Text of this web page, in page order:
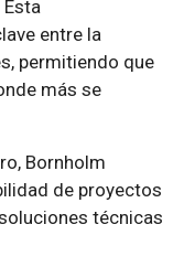
entre la
permitiendo que
más se
Bornholm
de proyectos
técnicas